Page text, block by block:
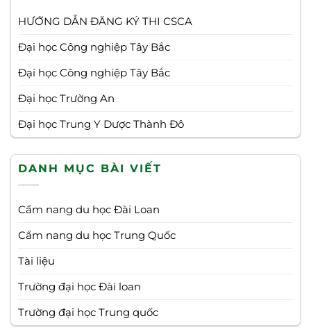
HƯỚNG DẪN ĐĂNG KÝ THI CSCA
Đại học Công nghiệp Tây Bắc
Đại học Công nghiệp Tây Bắc
Đại học Trường An
Đại học Trung Y Dược Thành Đô
DANH MỤC BÀI VIẾT
Cẩm nang du học Đài Loan
Cẩm nang du học Trung Quốc
Tài liệu
Trường đại học Đài loan
Trường đại học Trung quốc